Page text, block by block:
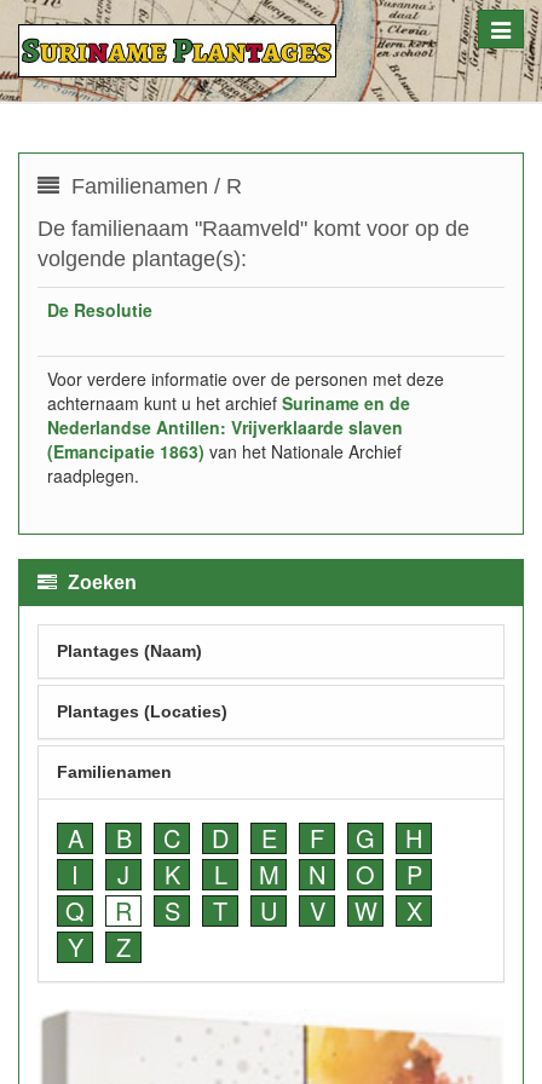
Toggle
Familienamen / R
De familienaam "Raamveld" komt voor op de
volgende plantage(s):
De Resolutie
Voor verdere informatie over de personen met deze
achternaam kunt u het archief Suriname en de
Nederlandse Antillen: Vrijverklaarde slaven
(Emancipatie 1863) van het Nationale Archief
raadplegen.
Zoeken
Plantages (Naam)
Plantages (Locaties)
Familienamen
A B C D E F G
H
I
J K L M N O
P
Q
R S T U V W
X
Y
Z